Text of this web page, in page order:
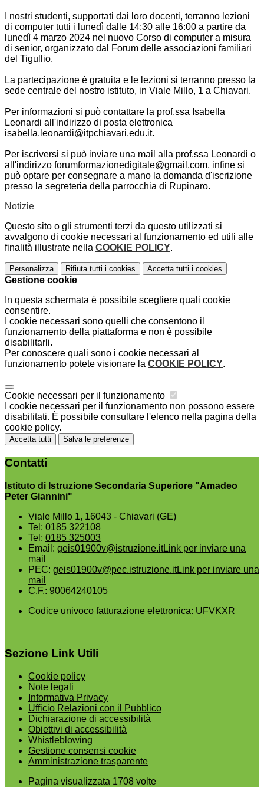
I nostri studenti, supportati dai loro docenti, terranno lezioni
di computer tutti i lunedì dalle 14:30 alle 16:00 a partire da
lunedì 4 marzo 2024 nel nuovo Corso di computer a misura
di senior, organizzato dal Forum delle associazioni familiari
del Tigullio.
La partecipazione è gratuita e le lezioni si terranno presso la
sede centrale del nostro istituto, in Viale Millo, 1 a Chiavari.
Per informazioni si può contattare la prof.ssa Isabella
Leonardi all'indirizzo di posta elettronica
isabella.leonardi@itpchiavari.edu.it.
Per iscriversi si può inviare una mail alla prof.ssa Leonardi o
all'indirizzo forumformazionedigitale@gmail.com, infine si
può optare per consegnare a mano la domanda d'iscrizione
presso la segreteria della parrocchia di Rupinaro.
Notizie
Questo sito o gli strumenti terzi da questo utilizzati si
avvalgono di cookie necessari al funzionamento ed utili alle
finalità illustrate nella COOKIE POLICY.
Personalizza Rifiuta tutti i cookies Accetta tutti i cookies
Gestione cookie
In questa schermata è possibile scegliere quali cookie
consentire.
I cookie necessari sono quelli che consentono il
funzionamento della piattaforma e non è possibile
disabilitarli.
Per conoscere quali sono i cookie necessari al
funzionamento potete visionare la COOKIE POLICY.
Cookie necessari per il funzionamento
I cookie necessari per il funzionamento non possono essere
disabilitati. È possibile consultare l'elenco nella pagina della
cookie policy.
Accetta tutti Salva le preferenze
Contatti
Istituto di Istruzione Secondaria Superiore "Amadeo
Peter Giannini"
Viale Millo 1, 16043 - Chiavari (GE)
Tel: 0185 322108
Tel: 0185 325003
Email: geis01900v@istruzione.itLink per inviare una
mail
PEC: geis01900v@pec.istruzione.itLink per inviare una
mail
C.F.: 90064240105
Codice univoco fatturazione elettronica: UFVKXR
Sezione Link Utili
Cookie policy
Note legali
Informativa Privacy
Ufficio Relazioni con il Pubblico
Dichiarazione di accessibilità
Obiettivi di accessibilità
Whistleblowing
Gestione consensi cookie
Amministrazione trasparente
Pagina visualizzata 1708 volte